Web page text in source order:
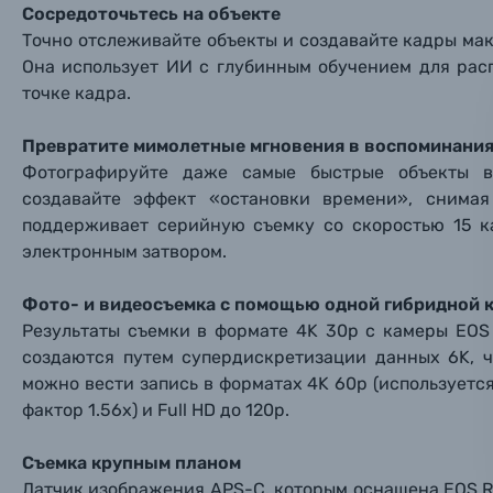
Ваш
Ваш
Объективы для фотоаппаратов
Вспышки для фотоаппаратов
Аксессуары для фото и видеокамер
Оптические приборы
Электроника
Материалы
Осветительное оборудование
Заказ
Вами с
Имя*
Номер
Сосредоточьтесь на объекте
Точно отслеживайте объекты и создавайте кадры
Она использует ИИ с глубинным обучением для
точке кадра.
Превратите мимолетные мгновения в
Фотографируйте даже самые быстрые объекты
создавайте эффект «остановки времени»,
поддерживает серийную съемку со скоростью
электронным затвором.
Фото- и видеосъемка с помощью одной гибридной
Результаты съемки в формате 4K 30p с камеры
создаются путем супердискретизации данных 6K,
можно вести запись в форматах 4K 60p
фактор 1.56х) и Full HD до 120p.
Съемка крупным планом
Ваш